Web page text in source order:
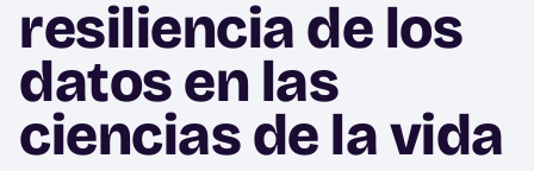
resiliencia de los
datos en las
ciencias de la vida